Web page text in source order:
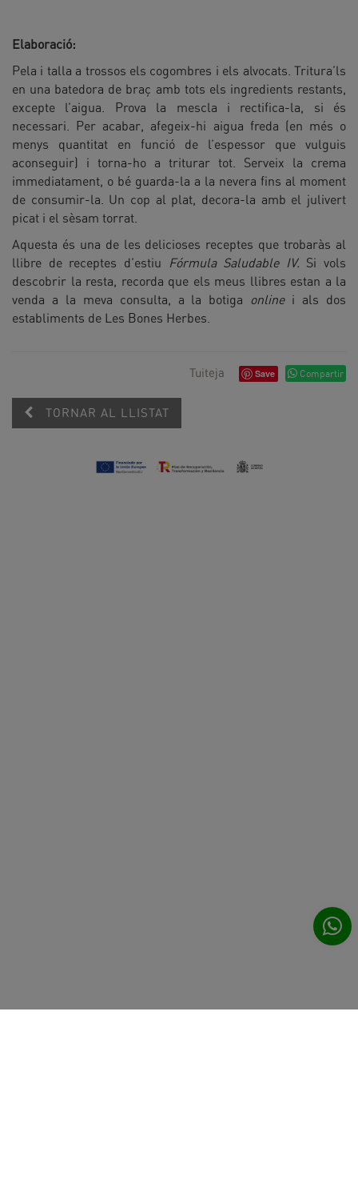
Elaboració:
Pela i talla a trossos els cogombres i els alvocats. Tritura’ls
en una batedora de braç amb tots els ingredients restants,
excepte l’aigua. Prova la mescla i rectifica-la, si és
necessari. Per acabar, afegeix-hi aigua freda (en més o
menys quantitat en funció de l’espessor que vulguis
aconseguir) i torna-ho a triturar tot. Serveix la crema
immediatament, o bé guarda-la a la nevera fins al moment
de consumir-la. Un cop al plat, decora-la amb el julivert
picat i el sèsam torrat.
Aquesta és una de les delicioses receptes que trobaràs al
llibre de receptes d’estiu Fórmula Saludable IV. Si vols
descobrir la resta, recorda que els meus llibres estan a la
venda a la meva consulta, a la botiga onlinei als dos
establiments de Les Bones Herbes.
Tuiteja Save Compartir
TORNAR AL LLISTAT